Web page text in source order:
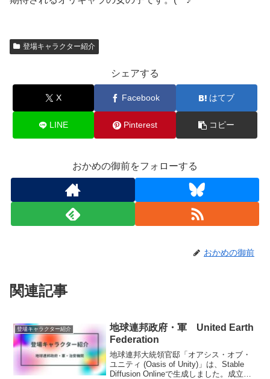
登場キャラクター紹介
シェアする
X Facebook はてブ
LINE Pinterest コピー
おかめの御前をフォローする
おかめの御前
関連記事
登場キャラクター紹介
地球連邦政府・軍 United Earth
Federation
地球連邦大統領官邸「オアシス・オブ・
ユニティ (Oasis of Unity)」は、Stable
Diffusion Onlineで生成しました。成立背